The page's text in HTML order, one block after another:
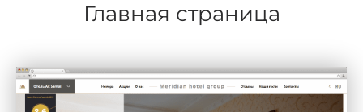
Главная страница